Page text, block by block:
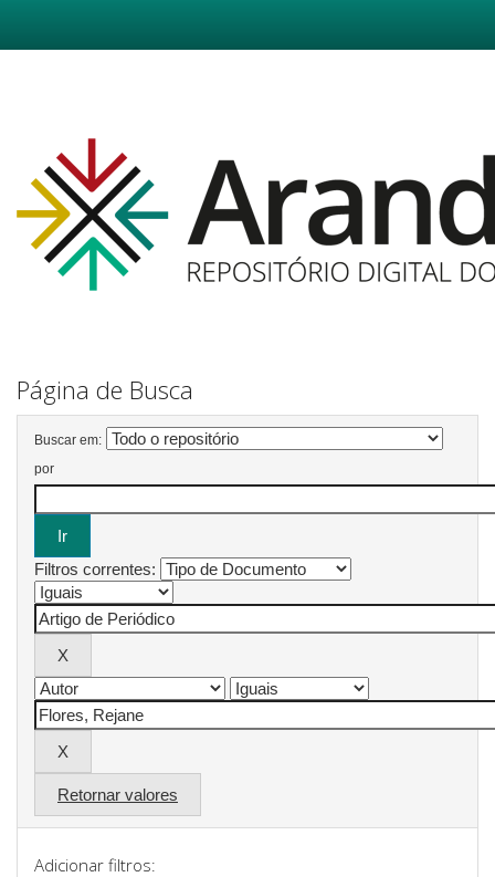
Página de Busca
Buscar em:
por
Filtros correntes:
Retornar valores
Adicionar filtros: